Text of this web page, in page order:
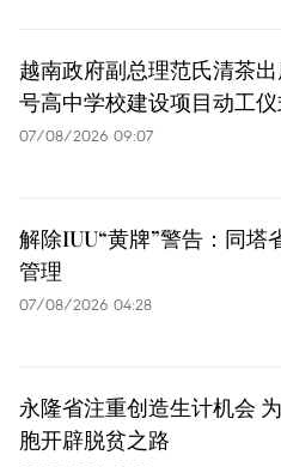
越南政府副总理范氏清茶
号高中学校建设项目动工
07/08/2026 09:07
解除IUU“黄牌”警告：同塔
管理
07/08/2026 04:28
永隆省注重创造生计机会
胞开辟脱贫之路